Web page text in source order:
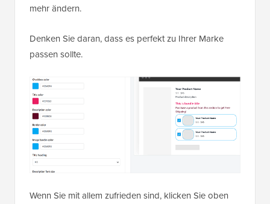
mehr ändern.
Denken Sie daran, dass es perfekt zu Ihrer Marke
passen sollte.
Wenn Sie mit allem zufrieden sind, klicken Sie oben